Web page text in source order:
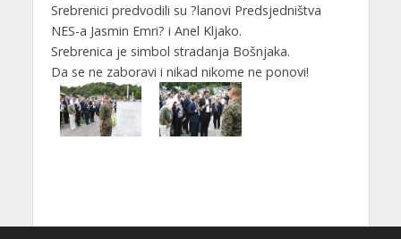
Srebrenici predvodili su ?lanovi Predsjedništva
NES-a Jasmin Emri? i Anel Kljako.
Srebrenica je simbol stradanja Bošnjaka.
Da se ne zaboravi i nikad nikome ne ponovi!